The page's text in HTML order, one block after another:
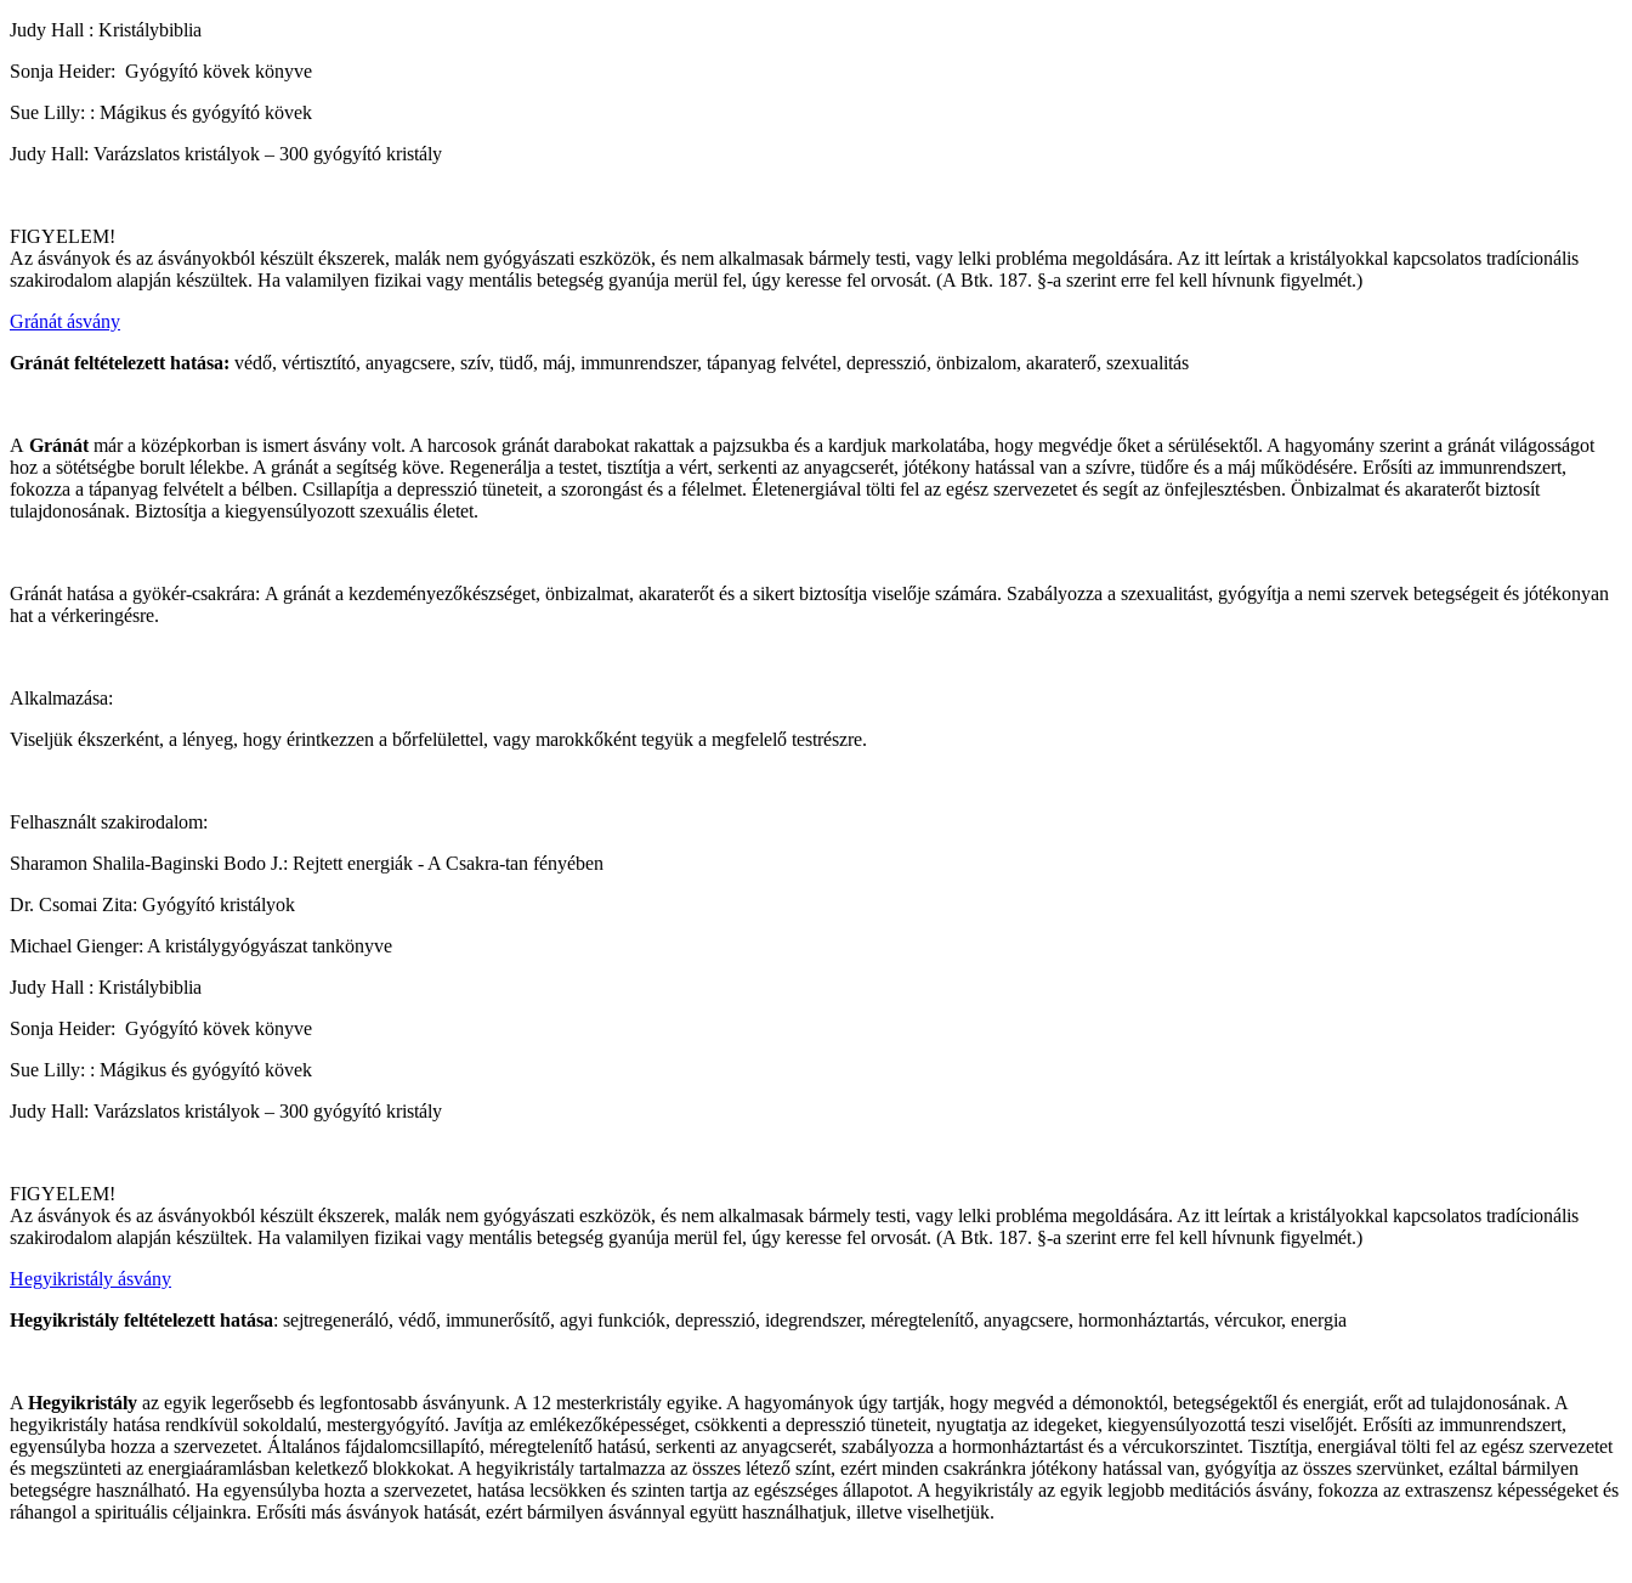
Judy Hall : Kristálybiblia
Sonja Heider: Gyógyító kövek könyve
Sue Lilly: : Mágikus és gyógyító kövek
Judy Hall: Varázslatos kristályok – 300 gyógyító kristály
FIGYELEM!
Az ásványok és az ásványokból készült ékszerek, malák nem gyógyászati eszközök, és nem alkalmasak bármely testi, vagy lelki probléma megoldására. Az itt leírtak a kristályokkal kapcsolatos tradícionális
szakirodalom alapján készültek. Ha valamilyen fizikai vagy mentális betegség gyanúja merül fel, úgy keresse fel orvosát. (A Btk. 187. §-a szerint erre fel kell hívnunk figyelmét.)
Gránát ásvány
Gránát feltételezett hatása: védő, vértisztító, anyagcsere, szív, tüdő, máj, immunrendszer, tápanyag felvétel, depresszió, önbizalom, akaraterő, szexualitás
A Gránát már a középkorban is ismert ásvány volt. A harcosok gránát darabokat rakattak a pajzsukba és a kardjuk markolatába, hogy megvédje őket a sérülésektől. A hagyomány szerint a gránát világosságot
hoz a sötétségbe borult lélekbe. A gránát a segítség köve. Regenerálja a testet, tisztítja a vért, serkenti az anyagcserét, jótékony hatással van a szívre, tüdőre és a máj működésére. Erősíti az immunrendszert,
fokozza a tápanyag felvételt a bélben. Csillapítja a depresszió tüneteit, a szorongást és a félelmet. Életenergiával tölti fel az egész szervezetet és segít az önfejlesztésben. Önbizalmat és akaraterőt biztosít
tulajdonosának. Biztosítja a kiegyensúlyozott szexuális életet.
Gránát hatása a gyökér-csakrára: A gránát a kezdeményezőkészséget, önbizalmat, akaraterőt és a sikert biztosítja viselője számára. Szabályozza a szexualitást, gyógyítja a nemi szervek betegségeit és jótékonyan
hat a vérkeringésre.
Alkalmazása:
Viseljük ékszerként, a lényeg, hogy érintkezzen a bőrfelülettel, vagy marokkőként tegyük a megfelelő testrészre.
Felhasznált szakirodalom:
Sharamon Shalila-Baginski Bodo J.: Rejtett energiák - A Csakra-tan fényében
Dr. Csomai Zita: Gyógyító kristályok
Michael Gienger: A kristálygyógyászat tankönyve
Judy Hall : Kristálybiblia
Sonja Heider: Gyógyító kövek könyve
Sue Lilly: : Mágikus és gyógyító kövek
Judy Hall: Varázslatos kristályok – 300 gyógyító kristály
FIGYELEM!
Az ásványok és az ásványokból készült ékszerek, malák nem gyógyászati eszközök, és nem alkalmasak bármely testi, vagy lelki probléma megoldására. Az itt leírtak a kristályokkal kapcsolatos tradícionális
szakirodalom alapján készültek. Ha valamilyen fizikai vagy mentális betegség gyanúja merül fel, úgy keresse fel orvosát. (A Btk. 187. §-a szerint erre fel kell hívnunk figyelmét.)
Hegyikristály ásvány
Hegyikristály feltételezett hatása: sejtregeneráló, védő, immunerősítő, agyi funkciók, depresszió, idegrendszer, méregtelenítő, anyagcsere, hormonháztartás, vércukor, energia
A Hegyikristály az egyik legerősebb és legfontosabb ásványunk. A 12 mesterkristály egyike. A hagyományok úgy tartják, hogy megvéd a démonoktól, betegségektől és energiát, erőt ad tulajdonosának. A
hegyikristály hatása rendkívül sokoldalú, mestergyógyító. Javítja az emlékezőképességet, csökkenti a depresszió tüneteit, nyugtatja az idegeket, kiegyensúlyozottá teszi viselőjét. Erősíti az immunrendszert,
egyensúlyba hozza a szervezetet. Általános fájdalomcsillapító, méregtelenítő hatású, serkenti az anyagcserét, szabályozza a hormonháztartást és a vércukorszintet. Tisztítja, energiával tölti fel az egész szervezetet
és megszünteti az energiaáramlásban keletkező blokkokat. A hegyikristály tartalmazza az összes létező színt, ezért minden csakránkra jótékony hatással van, gyógyítja az összes szervünket, ezáltal bármilyen
betegségre használható. Ha egyensúlyba hozta a szervezetet, hatása lecsökken és szinten tartja az egészséges állapotot. A hegyikristály az egyik legjobb meditációs ásvány, fokozza az extraszensz képességeket és
ráhangol a spirituális céljainkra. Erősíti más ásványok hatását, ezért bármilyen ásvánnyal együtt használhatjuk, illetve viselhetjük.